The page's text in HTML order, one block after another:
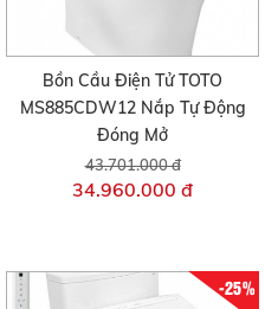
Bồn Cầu Điện Tử TOTO
MS885CDW12 Nắp Tự Động
Đóng Mở
43.701.000 đ
34.960.000 đ
-25%